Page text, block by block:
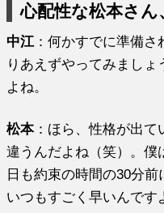
心配性な松本さ
中江 ：何かすでに準備
りあえずやってみまし
よね。
松本：ほら、性格が出て
違うんだよね（笑）。僕
日も約束の時間の30分前
いつもすごく早いんです